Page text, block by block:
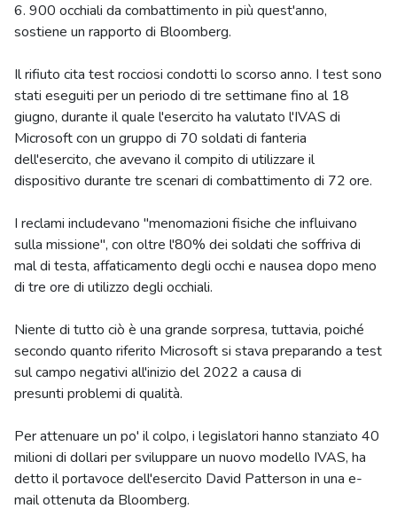
6. 900 occhiali da combattimento in più quest'anno,
sostiene un rapporto di Bloomberg.
Il rifiuto cita test rocciosi condotti lo scorso anno. I test sono
stati eseguiti per un periodo di tre settimane fino al 18
giugno, durante il quale l'esercito ha valutato l'IVAS di
Microsoft con un gruppo di 70 soldati di fanteria
dell'esercito, che avevano il compito di utilizzare il
dispositivo durante tre scenari di combattimento di 72 ore.
I reclami includevano "menomazioni fisiche che influivano
sulla missione", con oltre l'80% dei soldati che soffriva di
mal di testa, affaticamento degli occhi e nausea dopo meno
di tre ore di utilizzo degli occhiali.
Niente di tutto ciò è una grande sorpresa, tuttavia, poiché
secondo quanto riferito Microsoft si stava preparando a test
sul campo negativi all'inizio del 2022 a causa di
presunti problemi di qualità.
Per attenuare un po' il colpo, i legislatori hanno stanziato 40
milioni di dollari per sviluppare un nuovo modello IVAS, ha
detto il portavoce dell'esercito David Patterson in una e-
mail ottenuta da Bloomberg.